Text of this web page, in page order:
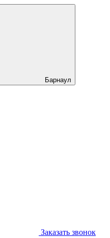
Барнаул
Заказать звонок